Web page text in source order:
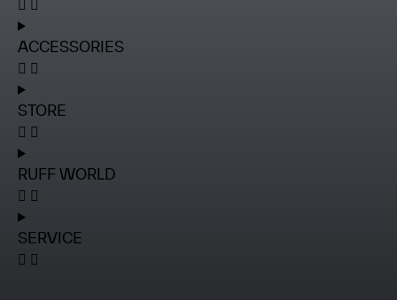
ACCESSORIES
STORE
RUFF WORLD
SERVICE